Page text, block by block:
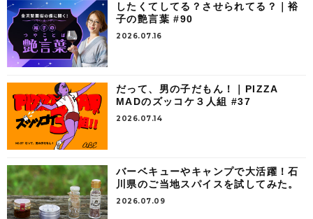
したくてしてる？させられてる？｜裕
子の艶言葉 #90
2026.07.16
だって、男の子だもん！｜PIZZA
MADのズッコケ３人組 #37
2026.07.14
バーベキューやキャンプで大活躍！石
川県のご当地スパイスを試してみた。
2026.07.09